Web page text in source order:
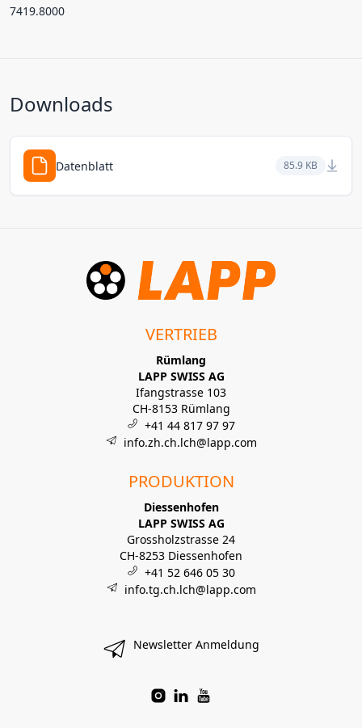
7419.8000
Downloads
Datenblatt 85.9 KB
VERTRIEB
Rümlang
LAPP SWISS AG
Ifangstrasse 103
CH-8153 Rümlang
+41 44 817 97 97
info.zh.ch.lch@lapp.com
PRODUKTION
Diessenhofen
LAPP SWISS AG
Grossholzstrasse 24
CH-8253 Diessenhofen
+41 52 646 05 30
info.tg.ch.lch@lapp.com
Newsletter Anmeldung